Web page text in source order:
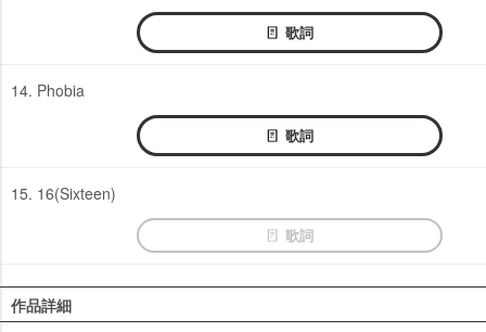
歌詞
14. Phobia
歌詞
15. 16(Sixteen)
歌詞
作品詳細